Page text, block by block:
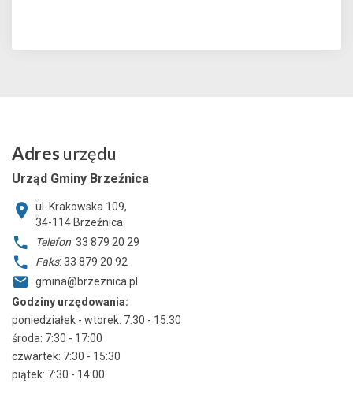
Adres urzędu
Urząd Gminy Brzeźnica
ul. Krakowska 109,
34-114 Brzeźnica
Telefon: 33 879 20 29
Faks: 33 879 20 92
gmina@brzeznica.pl
Godziny urzędowania:
poniedziałek - wtorek: 7:30 - 15:30
środa: 7:30 - 17:00
czwartek: 7:30 - 15:30
piątek: 7:30 - 14:00